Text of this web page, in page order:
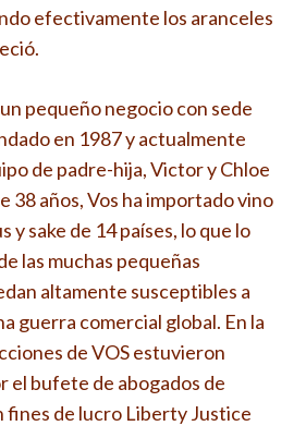
efectivamente los aranceles
pequeño negocio con sede
en 1987 y actualmente
de padre-hija, Victor y Chloe
38 años, Vos ha importado vino
y sake de 14 países, lo que lo
las muchas pequeñas
altamente susceptibles a
guerra comercial global. En la
de VOS estuvieron
el bufete de abogados de
fines de lucro Liberty Justice